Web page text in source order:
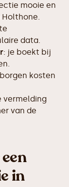
mooie en
data.
: je boekt bij
kosten
vermelding
van de
in